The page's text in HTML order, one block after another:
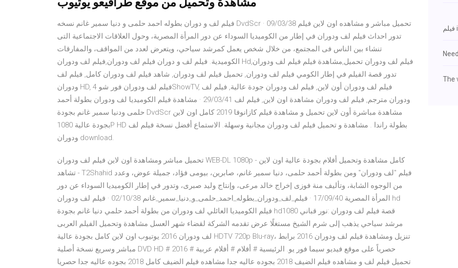
فيلم لف و دوران بطوله احمد حلمى و دنيا سمير غانم نسخه DvdScr تحميل مباشر و مشاهده اون لاين فيلم 09/03/38 ·
تدور احداث فيلم لف ودوران في إطار من الكوميديا السوداء عن دور المرأة المصرية، وحول العلاقات الاجتماعية التى
تنشاء بين الناس فى المجتمع، من خلال شخص يعمل كمرشد سياحي، ويتعرض لعدد من المواقف، والمفارقات
الكوميدية. فيلم لف و دوران فيلم لف ودوران,فيلم لف ودوران Hd,فيلم لف ودوران تحميل,مشاهدة فيلم فيلم لف ودوران
تدور قصة الفيلم في إطار الكومي فيلم لف ودوران, تحميل فيلم لف ودوران, شاهد فيلم لف ودوران كامل, فيلم لف
ودوران HD, فيلم لف ودوران فور شو 4ShowTV, فيلم لف ودوران أون لاين, فيلم لف ودوران جودة عالية, فيلم لف
ودوران مترجم, فيلم لف ودوران مشاهدة اون لاين, فيلم لف 29/03/41 · مشاهدة فيلم الكوميديا لف ودوران بطولة أحمد
حلمى ودنيا سمير غانم بجودة DvdScr مشاهدة مباشرة أون لاين تحميل و مشاهدة فيلم كازانوفا 2019 كامل اون لاين
بجودة عالية 1080P HD بطولة راندا . مشاهدة و تحميل فيلم لف ودوران مجانية وسهلة. الاستماع أفضل نسخة فيلم لف
ودوران download.
تحميل مباشر ومشاهدة اون لاين فيلم لف ودوران WEB-DL 1080p كامل مشاهدة وتحميل أفلام بجودة عالية اون لاين -
تشاهد - T2Shahid فيلم "لف ودوران" ومن بطولة أحمد حلمى، دنيا سمير غانم، صابرين، بيومى فؤاد، جميلة عوض، وعدد
من الوجوه الشابة، وتأليف منة فوزى إخراج خالد مرعى، وإنتاج وليد صبرى، وتدور في إطار الكوميديا السوداء عن دور
المرأة المصرية 17/09/40 · فيلم_لف_ودوران_بطوله_احمد_حلمى_و_دنيا_سمير_غانم 02/10/38 · فيلم لف ودوران hd
فيلم الكوميديا العائلي لف ودوران من بطولة أحمد حلمي دنيا غانم بجودة hd1080 قصة فيلم لف ودوران :نور قباني
مرشد سياحي يذهب إلى شرم الشيخ مستغلًا عرض تقدمه الشركة لقضاء شهر العسل مشاهدة وتحميل الفيلم العربى
لف ودوران 2016 يوتيوب اون لاين كامل بجودة عالية HDTV 720p Blu-ray، تنزيل ومشاهدة فيلم لف ودوران 2016 برابط
مباشر وسريع نسخة أصلية DVD HD حصرياً على موقع فيديو سيما فور يو. الرئيسية # أفلام # أفلام عربية # 2016 #
تحميل فيلم لف و مشاهده فيلم الضيف 2018 بجوده عاليه جدا مشاهده فيلم الضيف كامل 2018 بجوده عاليه جدا حصريا
The